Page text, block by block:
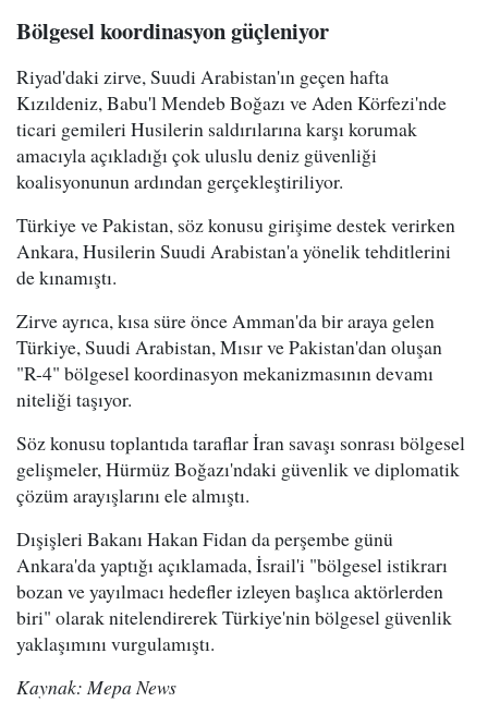
Bölgesel koordinasyon güçleniyor
Riyad'daki zirve, Suudi Arabistan'ın geçen hafta
Kızıldeniz, Babu'l Mendeb Boğazı ve Aden Körfezi'nde
ticari gemileri Husilerin saldırılarına karşı korumak
amacıyla açıkladığı çok uluslu deniz güvenliği
koalisyonunun ardından gerçekleştiriliyor.
Türkiye ve Pakistan, söz konusu girişime destek verirken
Ankara, Husilerin Suudi Arabistan'a yönelik tehditlerini
de kınamıştı.
Zirve ayrıca, kısa süre önce Amman'da bir araya gelen
Türkiye, Suudi Arabistan, Mısır ve Pakistan'dan oluşan
"R-4" bölgesel koordinasyon mekanizmasının devamı
niteliği taşıyor.
Söz konusu toplantıda taraflar İran savaşı sonrası bölgesel
gelişmeler, Hürmüz Boğazı'ndaki güvenlik ve diplomatik
çözüm arayışlarını ele almıştı.
Dışişleri Bakanı Hakan Fidan da perşembe günü
Ankara'da yaptığı açıklamada, İsrail'i "bölgesel istikrarı
bozan ve yayılmacı hedefler izleyen başlıca aktörlerden
biri" olarak nitelendirerek Türkiye'nin bölgesel güvenlik
yaklaşımını vurgulamıştı.
Kaynak: Mepa News